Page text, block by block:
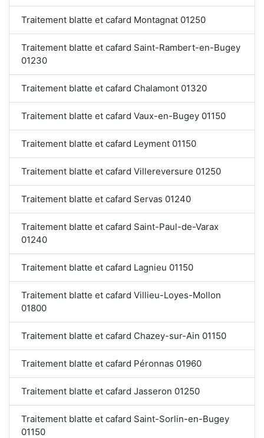
Traitement blatte et cafard Montagnat 01250
Traitement blatte et cafard Saint-Rambert-en-Bugey
01230
Traitement blatte et cafard Chalamont 01320
Traitement blatte et cafard Vaux-en-Bugey 01150
Traitement blatte et cafard Leyment 01150
Traitement blatte et cafard Villereversure 01250
Traitement blatte et cafard Servas 01240
Traitement blatte et cafard Saint-Paul-de-Varax
01240
Traitement blatte et cafard Lagnieu 01150
Traitement blatte et cafard Villieu-Loyes-Mollon
01800
Traitement blatte et cafard Chazey-sur-Ain 01150
Traitement blatte et cafard Péronnas 01960
Traitement blatte et cafard Jasseron 01250
Traitement blatte et cafard Saint-Sorlin-en-Bugey
01150